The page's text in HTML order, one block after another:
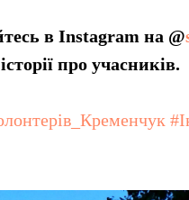
в Іnstagram на @
про учасників.